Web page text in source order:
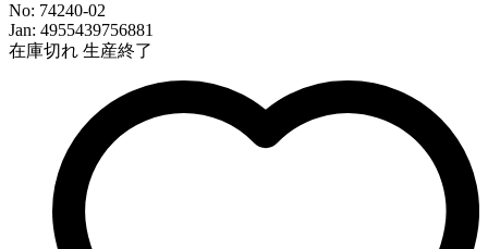
No: 74240-02
Jan: 4955439756881
在庫切れ 生産終了